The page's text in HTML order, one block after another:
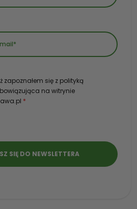
zapoznałem się z polityką
na witrynie
*